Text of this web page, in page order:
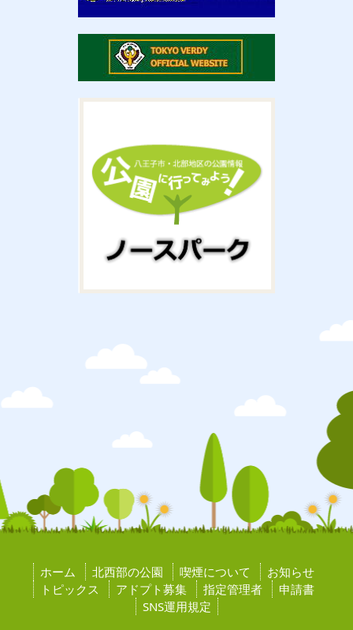
ホーム 北西部の公園 喫煙について
お知らせ
トピックス
アドプト募集 指定管理者
申請書
SNS運用規定